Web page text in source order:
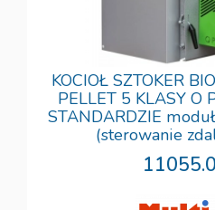
KOCIOŁ SZTOKER
PELLET 5 KLASY O
STANDARDZIE
(sterowanie